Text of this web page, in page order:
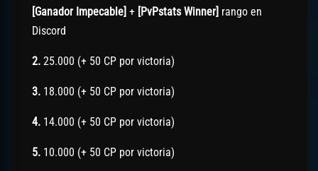
[Ganador Impecable] + [PvPstats Winner] rango en
Discord
2. 25.000 (+ 50 CP por victoria)
3. 18.000 (+ 50 CP por victoria)
4. 14.000 (+ 50 CP por victoria)
5. 10.000 (+ 50 CP por victoria)